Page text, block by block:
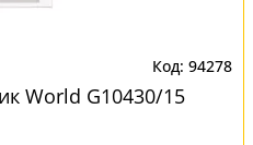
94278
World G10430/15